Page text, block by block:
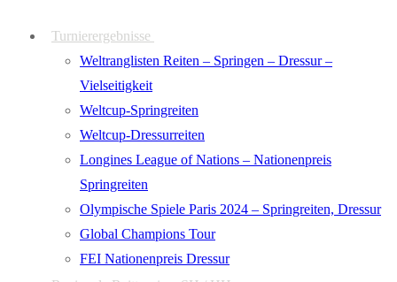
Turnierergebnisse
Weltranglisten Reiten – Springen – Dressur –
Vielseitigkeit
Weltcup-Springreiten
Weltcup-Dressurreiten
Longines League of Nations – Nationenpreis
Springreiten
Olympische Spiele Paris 2024 – Springreiten, Dressur
Global Champions Tour
FEI Nationenpreis Dressur